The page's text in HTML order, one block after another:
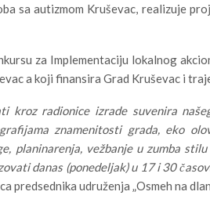
sa autizmom Kruševac, realizuje
za Implementaciju lokalnog
a koji finansira Grad Kruševac i
kroz radionice izrade suvenira
znamenitosti grada, eko
planinarenja, vežbanje u zumba
danas (ponedeljak) u 17 i 30
predsednika udruženja „Osmeh na